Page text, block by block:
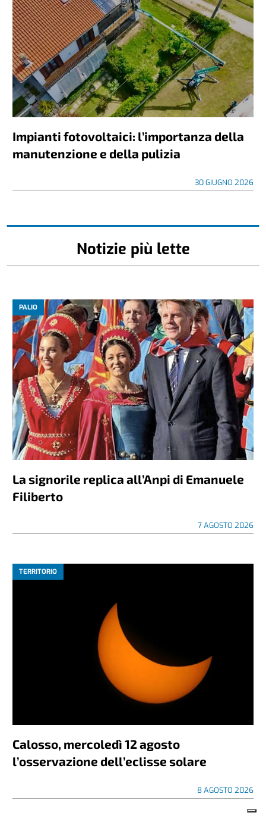
Impianti fotovoltaici: l’importanza della
manutenzione e della pulizia
30 GIUGNO 2026
Notizie più lette
PALIO
La signorile replica all’Anpi di Emanuele
Filiberto
7 AGOSTO 2026
TERRITORIO
Calosso, mercoledì 12 agosto
l’osservazione dell’eclisse solare
8 AGOSTO 2026